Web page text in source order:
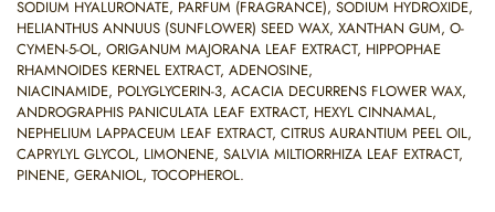
SODIUM HYALURONATE, PARFUM (FRAGRANCE), SODIUM HYDROXIDE,
HELIANTHUS ANNUUS (SUNFLOWER) SEED WAX, XANTHAN GUM, O-
CYMEN-5-OL, ORIGANUM MAJORANA LEAF EXTRACT, HIPPOPHAE
RHAMNOIDES KERNEL EXTRACT, ADENOSINE,
NIACINAMIDE, POLYGLYCERIN-3, ACACIA DECURRENS FLOWER WAX,
ANDROGRAPHIS PANICULATA LEAF EXTRACT, HEXYL CINNAMAL,
NEPHELIUM LAPPACEUM LEAF EXTRACT, CITRUS AURANTIUM PEEL OIL,
CAPRYLYL GLYCOL, LIMONENE, SALVIA MILTIORRHIZA LEAF EXTRACT,
PINENE, GERANIOL, TOCOPHEROL.